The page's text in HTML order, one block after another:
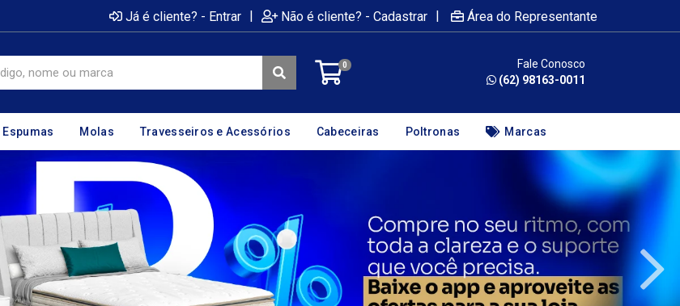
Já é cliente? - Entrar | Não é cliente? - Cadastrar | Área do Representante
0
Fale Conosco
(62) 98163-0011
Espumas Molas Travesseiros e Acessórios Cabeceiras Poltronas Marcas